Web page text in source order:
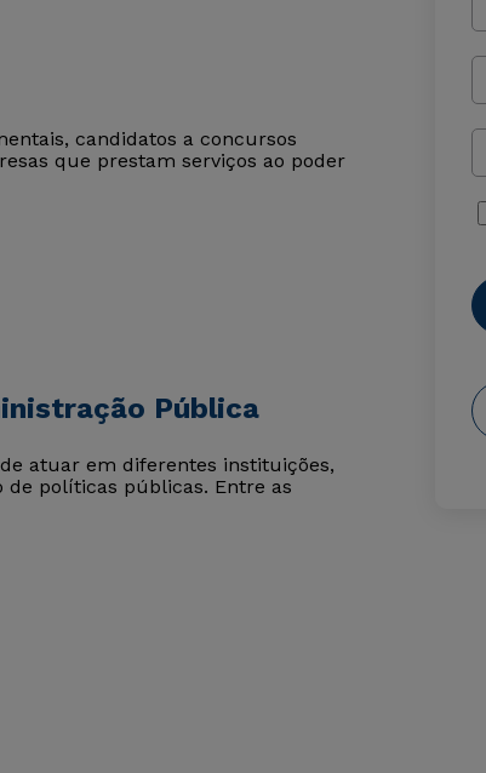
candidatos a concursos
que prestam serviços ao poder
Pública
atuar em diferentes instituições,
de políticas públicas. Entre as